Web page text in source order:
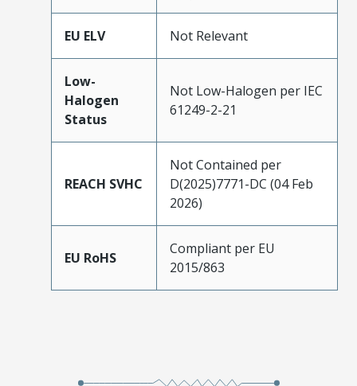
EU ELV Not Relevant
Low-
Halogen
Status
Not Low-Halogen per IEC
61249-2-21
REACH SVHC
Not Contained per
D(2025)7771-DC (04 Feb
2026)
EU RoHS
Compliant per EU
2015/863